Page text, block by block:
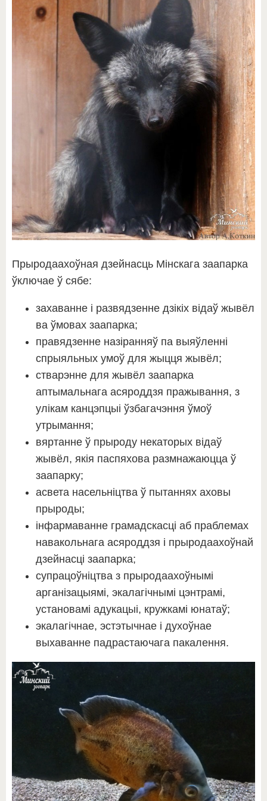
Прыродаахоўная дзейнасць Мінскага заапарка
ўключае ў сябе:
захаванне і развядзенне дзікіх відаў жывёл
ва ўмовах заапарка;
правядзенне назіранняў па выяўленні
спрыяльных умоў для жыцця жывёл;
стварэнне для жывёл заапарка
аптымальнага асяроддзя пражывання, з
улікам канцэпцыі ўзбагачэння ўмоў
утрымання;
вяртанне ў прыроду некаторых відаў
жывёл, якія паспяхова размнажаюцца ў
заапарку;
асвета насельніцтва ў пытаннях аховы
прыроды;
інфармаванне грамадскасці аб праблемах
навакольнага асяроддзя і прыродаахоўнай
дзейнасці заапарка;
супрацоўніцтва з прыродаахоўнымі
арганізацыямі, экалагічнымі цэнтрамі,
установамі адукацыі, кружкамі юнатаў;
экалагічнае, эстэтычнае і духоўнае
выхаванне падрастаючага пакалення.